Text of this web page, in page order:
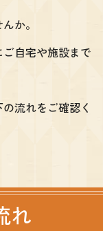
か。
自宅や施設まで
流れをご確認く
れ